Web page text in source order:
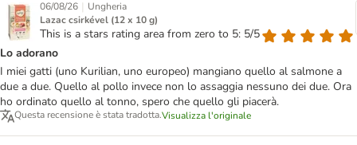
06/08/26 | Ungheria
Lazac csirkével (12 x 10 g)
This is a stars rating area from zero to 5: 5/5
Lo adorano
I miei gatti (uno Kurilian, uno europeo) mangiano quello al salmone a
due a due. Quello al pollo invece non lo assaggia nessuno dei due. Ora
ho ordinato quello al tonno, spero che quello gli piacerà.
Questa recensione è stata tradotta.Visualizza l'originale